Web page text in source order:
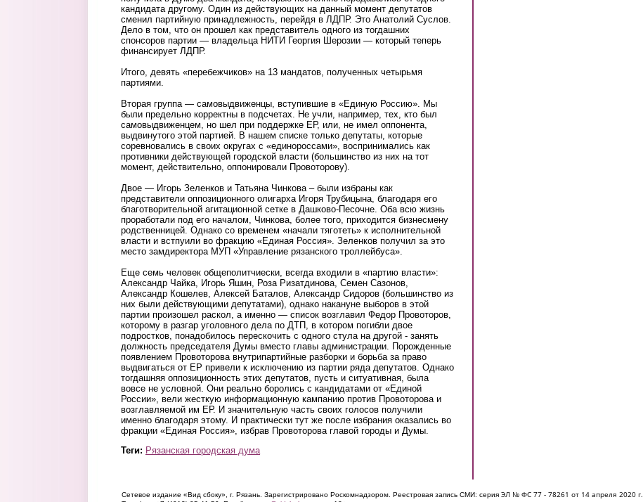
кандидата другому. Один из действующих на данный момент депутатов
сменил партийную принадлежность, перейдя в ЛДПР. Это Анатолий Суслов.
Дело в том, что он прошел как представитель одного из тогдашних
спонсоров партии — владельца НИТИ Георгия Шерозии — который теперь
финансирует ЛДПР.
Итого, девять «перебежчиков» на 13 мандатов, полученных четырьмя
партиями.
Вторая группа — самовыдвиженцы, вступившие в «Единую Россию». Мы
были предельно корректны в подсчетах. Не учли, например, тех, кто был
самовыдвиженцем, но шел при поддержке ЕР, или, не имел оппонента,
выдвинутого этой партией. В нашем списке только депутаты, которые
соревновались в своих округах с «единороссами», воспринимались как
противники действующей городской власти (большинство из них на тот
момент, действительно, оппонировали Провоторову).
Двое — Игорь Зеленков и Татьяна Чинкова – были избраны как
представители оппозиционного олигарха Игоря Трубицына, благодаря его
благотворительной агитационной сетке в Дашково-Песочне. Оба всю жизнь
проработали под его началом, Чинкова, более того, приходится бизнесмену
родственницей. Однако со временем «начали тяготеть» к исполнительной
власти и встпуили во фракцию «Единая Россия». Зеленков получил за это
место замдиректора МУП «Управление рязанского троллейбуса».
Еще семь человек общеполитчиески, всегда входили в «партию власти»:
Александр Чайка, Игорь Яшин, Роза Ризатдинова, Семен Сазонов,
Александр Кошелев, Алексей Баталов, Александр Сидоров (большинство из
них были действующими депутатами), однако накануне выборов в этой
партии произошел раскол, а именно — список возглавил Федор Провоторов,
которому в разгар уголовного дела по ДТП, в котором погибли двое
подростков, понадобилось перескочить с одного стула на другой - занять
должность председателя Думы вместо главы администрации. Порожденные
появлением Провоторова внутрипартийные разборки и борьба за право
выдвигаться от ЕР привели к исключению из партии ряда депутатов. Однако
тогдашняя оппозиционность этих депутатов, пусть и ситуативная, была
вовсе не условной. Они реально боролись с кандидатами от «Единой
России», вели жесткую информационную кампанию против Провоторова и
возглавляемой им ЕР. И значительную часть своих голосов получили
именно благодаря этому. И практически тут же после избрания оказались во
фракции «Единая Россия», избрав Провоторова главой городы и Думы.
Теги: Рязанская городская дума
Сетевое издание «Вид сбоку», г. Рязань. Зарегистрировано Роскомнадзором. Реестровая запись СМИ: серия ЭЛ № ФС 77 - 78261 от 14 апреля 2020 г.